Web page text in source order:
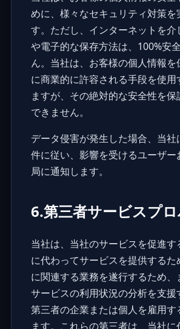
めに、様々なセキュリティ対策を
す。ただし、インターネットを介
や電子的な保存方法は、100%安
ん。当社は、お客様の個人情報を
に商業的に許容される手段を使用
ますが、その絶対的な安全性を保
できません。
データ侵害が発生した場合、当
件に従い、影響を受けるユーザー
局に通知します。
6.第三者サービスプ
当社は、当社のサービスを促進す
に代わってサービスを提供するた
に関連する業務を遂行するため
サービスの利用状況の分析を支援
第三者の企業または個人を雇用す
ます。これらの第三者は、当社